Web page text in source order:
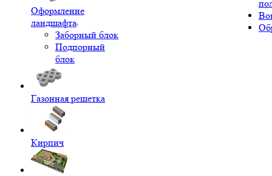
Оформление
ландшафта
Заборный блок
Подпорный
блок
Газонная решетка
Кирпич